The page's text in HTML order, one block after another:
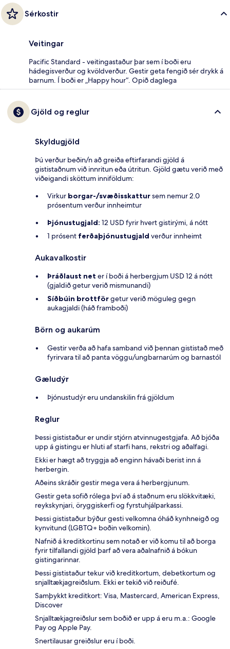
Sérkostir
Veitingar
Pacific Standard - veitingastaður þar sem í boði eru
hádegisverður og kvöldverður. Gestir geta fengið sér drykk á
barnum. Í boði er „Happy hour“. Opið daglega
Gjöld og reglur
Skyldugjöld
Þú verður beðin/n að greiða eftirfarandi gjöld á
gististaðnum við innritun eða útritun. Gjöld gætu verið með
viðeigandi sköttum inniföldum:
Virkur borgar-/svæðisskattursem nemur 2.0
prósentum verður innheimtur
Þjónustugjald: 12 USD fyrir hvert gistirými, á nótt
1 prósent ferðaþjónustugjald verður innheimt
Aukavalkostir
Þráðlaust net er í boði á herbergjum USD 12 á nótt
(gjaldið getur verið mismunandi)
Síðbúin brottförgetur verið möguleg gegn
aukagjaldi (háð framboði)
Börn og aukarúm
Gestir verða að hafa samband við þennan gististað með
fyrirvara til að panta vöggu/ungbarnarúm og barnastól
Gæludýr
Þjónustudýr eru undanskilin frá gjöldum
Reglur
Þessi gististaður er undir stjórn atvinnugestgjafa. Að bjóða
upp á gistingu er hluti af starfi hans, rekstri og aðalfagi.
Ekki er hægt að tryggja að enginn hávaði berist inn á
herbergin.
Aðeins skráðir gestir mega vera á herbergjunum.
Gestir geta sofið rólega því að á staðnum eru slökkvitæki,
reykskynjari, öryggiskerfi og fyrstuhjálparkassi.
Þessi gististaður býður gesti velkomna óháð kynhneigð og
kynvitund (LGBTQ+ boðin velkomin).
Nafnið á kreditkortinu sem notað er við komu til að borga
fyrir tilfallandi gjöld þarf að vera aðalnafnið á bókun
gistingarinnar.
Þessi gististaður tekur við kreditkortum, debetkortum og
snjalltækjagreiðslum. Ekki er tekið við reiðufé.
Samþykkt kreditkort: Visa, Mastercard, American Express,
Discover
Snjalltækjagreiðslur sem boðið er upp á eru m.a.: Google
Pay og Apple Pay.
Snertilausar greiðslur eru í boði.